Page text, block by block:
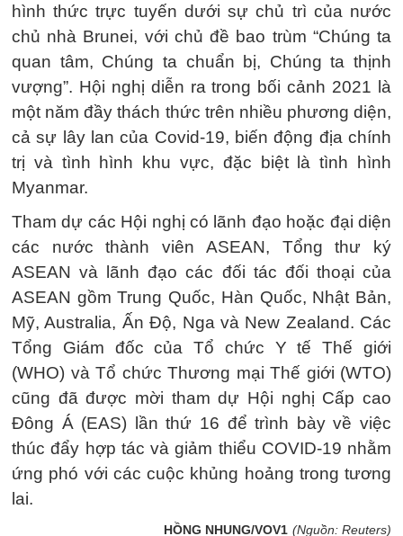
hình thức trực tuyến dưới sự chủ trì của nước
chủ nhà Brunei, với chủ đề bao trùm “Chúng ta
quan tâm, Chúng ta chuẩn bị, Chúng ta thịnh
vượng”. Hội nghị diễn ra trong bối cảnh 2021 là
một năm đầy thách thức trên nhiều phương diện,
cả sự lây lan của Covid-19, biến động địa chính
trị và tình hình khu vực, đặc biệt là tình hình
Myanmar.
Tham dự các Hội nghị có lãnh đạo hoặc đại diện
các nước thành viên ASEAN, Tổng thư ký
ASEAN và lãnh đạo các đối tác đối thoại của
ASEAN gồm Trung Quốc, Hàn Quốc, Nhật Bản,
Mỹ, Australia, Ấn Độ, Nga và New Zealand. Các
Tổng Giám đốc của Tổ chức Y tế Thế giới
(WHO) và Tổ chức Thương mại Thế giới (WTO)
cũng đã được mời tham dự Hội nghị Cấp cao
Đông Á (EAS) lần thứ 16 để trình bày về việc
thúc đẩy hợp tác và giảm thiểu COVID-19 nhằm
ứng phó với các cuộc khủng hoảng trong tương
lai.
HỒNG NHUNG/VOV1 (Nguồn: Reuters)